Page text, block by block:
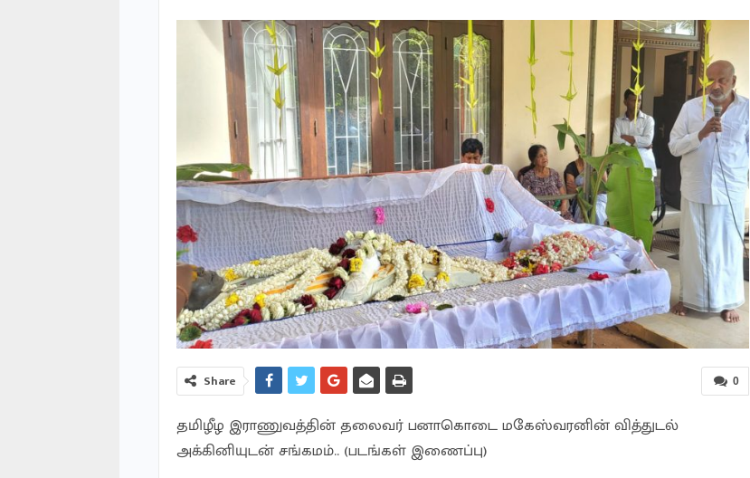
0
Share
தமிழீழ இராணுவத்தின் தலைவர் பனாகொடை மகேஸ்வரனின் வித்துடல்
அக்கினியுடன் சங்கமம்.. (படங்கள் இணைப்பு)
12 மாவட்டங்களுக்கு
சிவப்பு எச்சரிக்கை
பாடசாலை வளாகத்தில்
ஆசிரியைக்கு நடந்த
சம்பவம் ; 27 முறை
குத்திக்…
நரசிங்கர் கல்வி
அபிவிருத்தி
நிதியத்தினால் குறைந்த
வருமானம் பெறும்…